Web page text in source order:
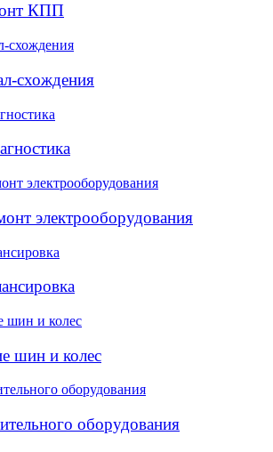
КПП
схождения
электрооборудования
шин и колес
оборудования